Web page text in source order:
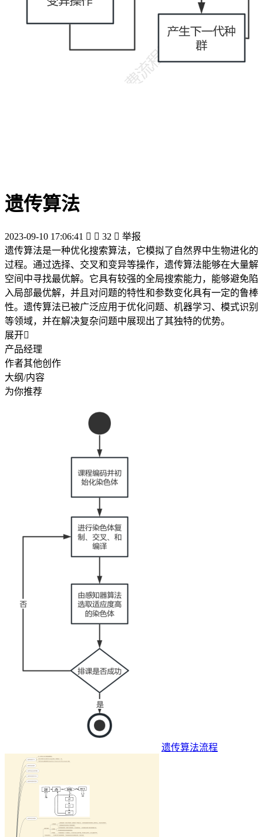
遗传算法
2023-09-10 17:06:41   32  举报
遗传算法是一种优化搜索算法，它模拟了自然界中生物进化的
过程。通过选择、交叉和变异等操作，遗传算法能够在大量解
空间中寻找最优解。它具有较强的全局搜索能力，能够避免陷
入局部最优解，并且对问题的特性和参数变化具有一定的鲁棒
性。遗传算法已被广泛应用于优化问题、机器学习、模式识别
等领域，并在解决复杂问题中展现出了其独特的优势。
展开
产品经理
作者其他创作
大纲/内容
为你推荐
遗传算法流程